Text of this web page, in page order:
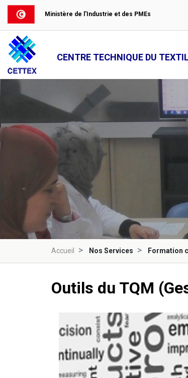
Ministère de l'Industrie et des PMEs
CENTRE TECHNIQUE DU
Accueil Nos Services Formation
Outils du TQM